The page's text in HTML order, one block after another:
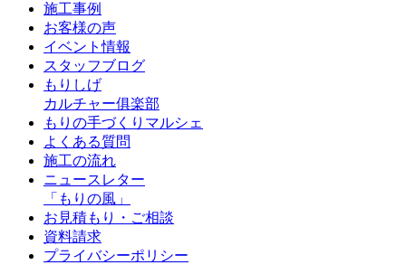
施工事例
お客様の声
イベント情報
スタッフブログ
もりしげ
カルチャー俱楽部
もりの手づくりマルシェ
よくある質問
施工の流れ
ニュースレター
「もりの風」
お見積もり・ご相談
資料請求
プライバシーポリシー